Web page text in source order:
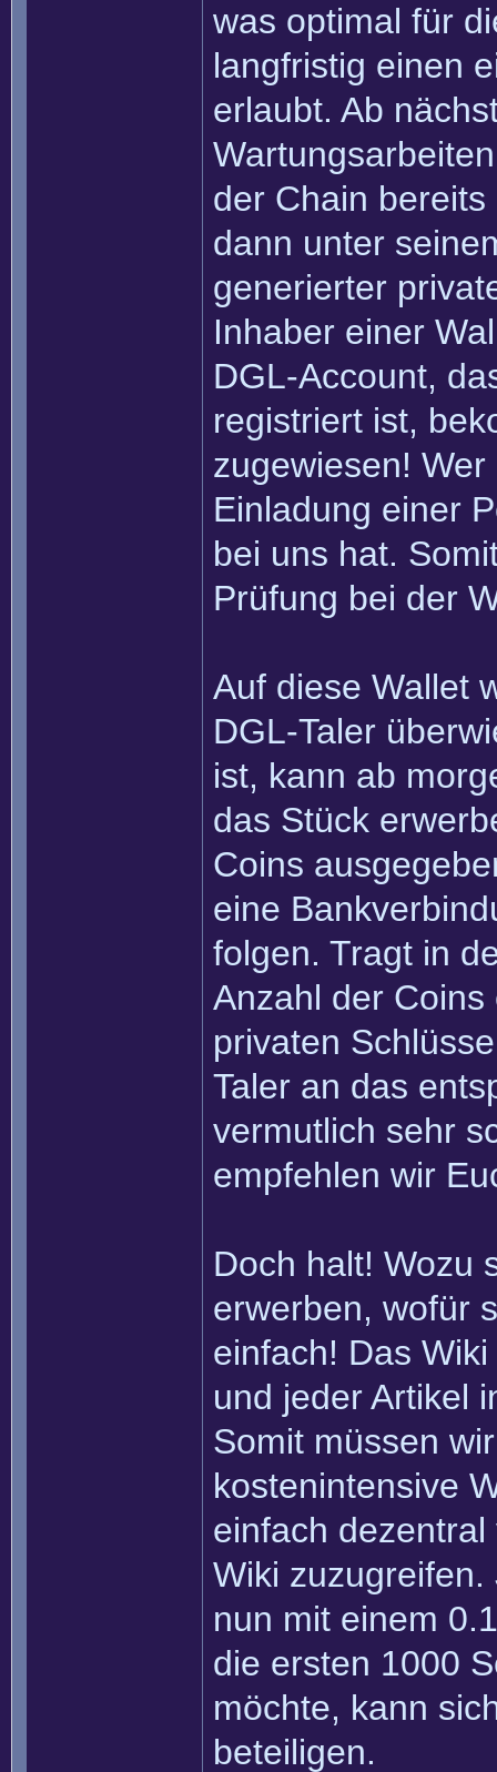
was optimal für
langfristig einen
erlaubt. Ab
der Chain
dann unter
generierter
Inhaber einer
DGL-Account,
registriert ist,
zugewiesen!
Einladung einer
bei uns hat.
Prüfung bei der
Auf diese Wallet
DGL-Taler
ist, kann ab
das Stück
Coins
eine
folgen. Tragt in
Anzahl der
privaten
Taler an das
vermutlich sehr
empfehlen wir
Doch halt! Wozu
erwerben, wofür
einfach! Das
und jeder Artikel
Somit müssen
kostenintensive
einfach
Wiki
nun mit einem
die ersten 1000
möchte, kann
beteiligen.